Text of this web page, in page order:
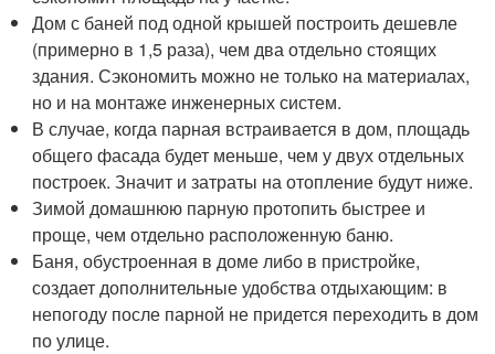
Дом с баней под одной крышей построить дешевле
(примерно в 1,5 раза), чем два отдельно стоящих
здания. Сэкономить можно не только на материалах,
но и на монтаже инженерных систем.
В случае, когда парная встраивается в дом, площадь
общего фасада будет меньше, чем у двух отдельных
построек. Значит и затраты на отопление будут ниже.
Зимой домашнюю парную протопить быстрее и
проще, чем отдельно расположенную баню.
Баня, обустроенная в доме либо в пристройке,
создает дополнительные удобства отдыхающим: в
непогоду после парной не придется переходить в дом
по улице.